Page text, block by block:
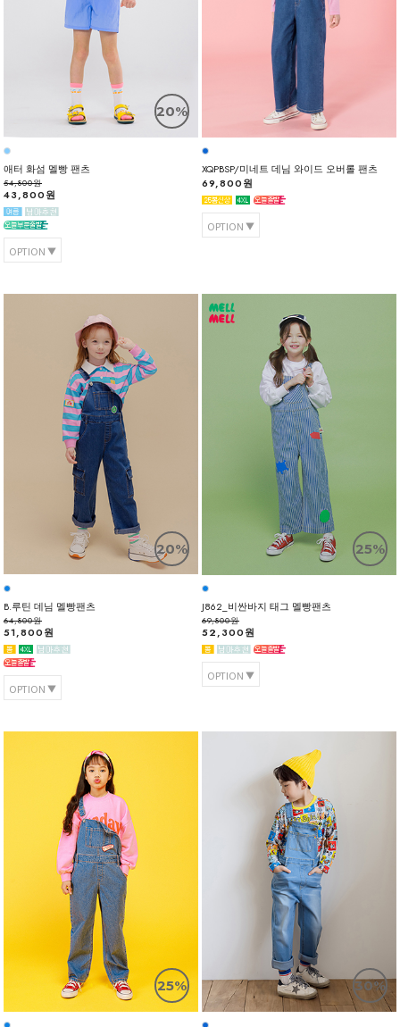
20%
애터 화섬 멜빵 팬츠
54,800원
43,800원
OPTION
XQPBSP/미네트 데님 와이드 오버롤 팬츠
69,800원
OPTION
20%
B.루틴 데님 멜빵팬츠
64,800원
51,800원
OPTION
25%
J862_비싼바지 태그 멜빵팬츠
69,800원
52,300원
OPTION
25% 30%